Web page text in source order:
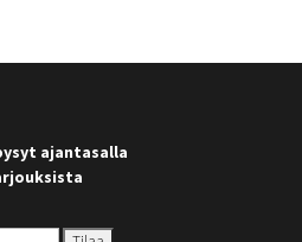
ajantasalla